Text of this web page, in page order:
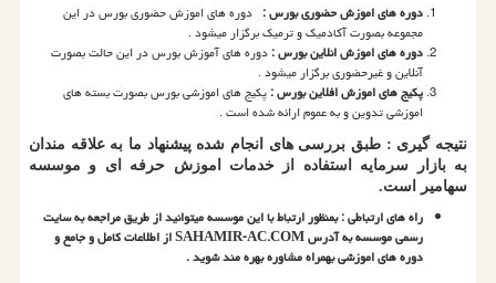
دوره های اموزش حضوری بورس : دوره های اموزش حضوری بورس در این
مجموعه بصورت آکادمیک و ترمیک برگزار میشود .
دوره های اموزش انلاین بورس :دوره های آموزش بورس در این حالت بصورت
آنلاین و غیرحضوری برگزار میشود .
پکیج های اموزش افلاین بورس :پکیج های اموزشی بورس بصورت بسته های
اموزشی تدوین و به عموم ارائه شده است .
نتیجه گیری : طبق بررسی های انجام شده پیشنهاد ما به علاقه مندان
به بازار سرمایه استفاده از خدمات اموزش حرفه ای و موسسه
سهامیر است.
راه های ارتباطی : بمنظور ارتباط با این موسسه میتوانید از طریق مراجعه به سایت
رسمی موسسه به آدرسSAHAMIR-AC.COMاز اطلاعات کامل و جامع و
دوره های اموزشی بهمراه مشاوره بهره مند شوید .